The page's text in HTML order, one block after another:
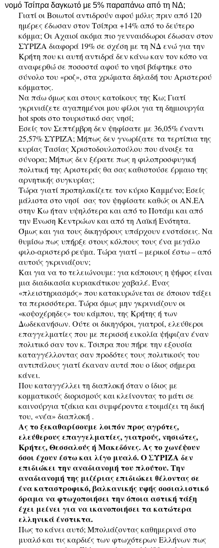
νομό Τσίπρα δαγκωτό με 5% παραπάνω από τη ΝΔ;
Γιατί οι Βοιωτοί αντιδρούν αφού μόλις πριν από 120
ημέρες έδωσαν στον Τσίπρα +14% από το δεύτερο
κόμμα; Οι Αχαιοί ακόμα πιο γενναιόδωροι έδωσαν στον
ΣΥΡΙΖΑ διαφορά 19% σε σχέση με τη ΝΔ ενώ για την
Κρήτη που κι αυτή αντιδρά δεν κάνω καν τον κόπο να
αναφερθώ σε ποσοστά αφού το νησί βάφτηκε στο
σύνολο του «ροζ», στα χρώματα δηλαδή του Αριστερού
κόμματος.
Να πάω όμως και στους κατοίκους της Κω; Γιατί
γκρινιάζετε αγαπημένοι μου φίλοι για τη δημιουργία
hot spots στο τουριστικό σας νησί;
Εσείς τον Σεπτέμβρη δεν ψηφίσατε με 36,05% έναντι
25,57% ΣΥΡΙΖΑ; Μήπως δεν γνωρίζατε τα τερτίπια της
κυρίας Τασίας Χριστοδουλοπούλου που άνοιξε τα
σύνορα; Μήπως δεν ξέρατε πως η φιλοπροσφυγική
πολιτική της Αριστεράς θα σας καθιστούσε έρμαιο της
αρνητικής συγκυρίας;
Τώρα γιατί προπηλακίζετε τον κύριο Καμμένο; Εσείς
μάλιστα στο νησί σας τον ψηφίσατε καθώς οι ΑΝ.ΕΛ
στην Κω ήταν υψηλότερα και από το Ποτάμι και από
την Ένωση Κεντρώων και από τη Λαϊκή Ενότητα.
Όμως και για τους δικηγόρους υπάρχουν ενστάσεις. Να
θυμίσω πως υπήρξε στους κόλπους τους ένα μεγάλο
φιλο-αριστερό ρεύμα. Τώρα γιατί – μερικοί έστω – από
αυτούς γκρινιάζουν;
Και για να το τελειώνουμε: για κάποιους η ψήφος είναι
μια διαδικασία κυριακάτικου χαβαλέ. Ένας
«πλειστηριασμός» που κατακυρώνεται σε όποιον τάξει
τα περισσότερα. Τώρα όμως μην γκρινιάζουν οι
«κοψοχέρηδες» του κάμπου, της Κρήτης ή των
Δωδεκανήσων. Ούτε οι δικηγόροι, γιατροί, ελεύθεροι
επαγγελματίες που με περισσή ευκολία ψήφιζαν έναν
πολιτικό σαν τον κ. Τσιπρα που πήρε την εξουσία
καταγγέλλοντας σαν προδότες τους πολιτικούς του
αντιπάλους γιατί έκαναν αυτά που ο ίδιος σήμερα
κάνει.
Που καταγγέλλει τη διαπλοκή όταν ο ίδιος με
κομματικούς διορισμούς και κλείνοντας το μάτι σε
καινούργια τζάκια και συμφέροντα ετοιμάζει τη δική
του, «νέα» διαπλοκή .
Ας το ξεκαθαρίσουμε λοιπόν προς αγρότες,
ελεύθερους επαγγελματίες, γιατρούς, νησιώτες,
Κρήτες, Θεσσαλούς ή Μακεδόνες. Ας το χωνέψουν
όσοι έχουν έστω και λίγο μυαλό. Ο ΣΥΡΙΖΑ δεν
επιδιώκει την αναδιανομή του πλούτου. Την
αναδιανομή της μιζέριας επιδιώκει θέλοντας σε
ένα καταστροφικό, βαλκανικής υφής σοσιαλιστικό
όραμα να φτωχοποιήσει την όποια αστική τάξη
έχει μείνει για να ικανοποιήσει τα κατώτερα
ελληνικά ένστικτα.
Πως το κάνει αυτό; Μπολιάζοντας καθημερινά στο
μυαλό και τις καρδιές των φτωχότερων Ελλήνων πως